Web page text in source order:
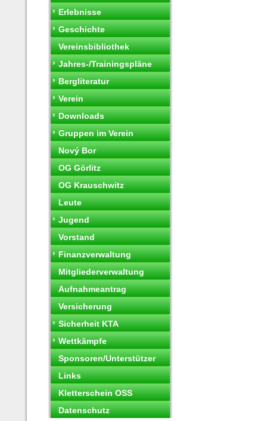
› Erlebnisse
› Geschichte
Vereinsbibliothek
› Jahres-/Trainingspläne
› Bergliteratur
› Verein
› Downloads
› Gruppen im Verein
Nový Bor
OG Görlitz
OG Krauschwitz
Leute
› Jugend
Vorstand
› Finanzverwaltung
Mitgliederverwaltung
Aufnahmeantrag
Versicherung
› Sicherheit KTA
› Wettkämpfe
Sponsoren/Unterstützer
Links
Kletterschein OSS
Datenschutz